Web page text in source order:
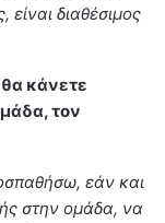
διαθέσιμος
κάνετε
τον
εάν και
στην ομάδα, να